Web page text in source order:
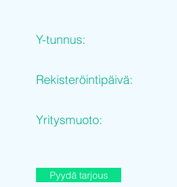
Y-tunnus:
Rekisteröintipäivä:
Yritysmuoto:
Pyydä tarjous